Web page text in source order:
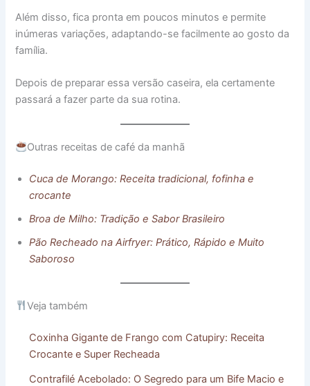
Além disso, fica pronta em poucos minutos e permite
inúmeras variações, adaptando-se facilmente ao gosto da
família.
Depois de preparar essa versão caseira, ela certamente
passará a fazer parte da sua rotina.
Outras receitas de café da manhã
Cuca de Morango: Receita tradicional, fofinha e
crocante
Broa de Milho: Tradição e Sabor Brasileiro
Pão Recheado na Airfryer: Prático, Rápido e Muito
Saboroso
Veja também
Coxinha Gigante de Frango com Catupiry: Receita
Crocante e Super Recheada
Contrafilé Acebolado: O Segredo para um Bife Macio e